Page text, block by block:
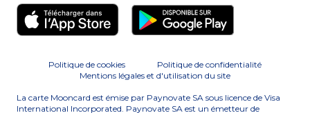
Politique de cookies
Politique de confidentialité
Mentions légales et d'utilisation du site
La carte Mooncard est émise par Paynovate SA sous licence de Visa
International Incorporated. Paynovate SA est un émetteur de